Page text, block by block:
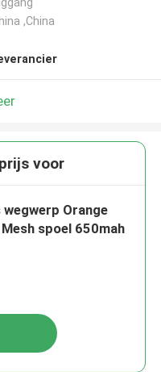
,China
voor
Orange
spoel 650mah